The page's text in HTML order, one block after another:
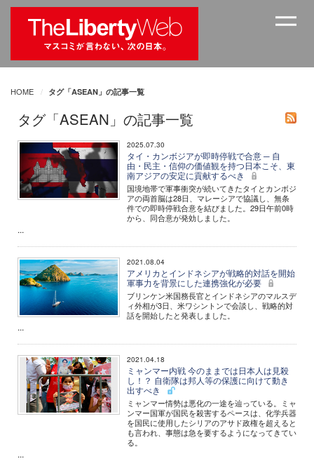
HOME タグ「ASEAN」の記事一覧
タグ「ASEAN」の記事一覧
2025.07.30
タイ・カンボジアが即時停戦で合意 ─ 自
由・民主・信仰の価値観を持つ日本こそ、東
南アジアの安定に貢献するべき
国境地帯で軍事衝突が続いてきたタイとカンボジ
アの両首脳は28日、マレーシアで協議し、無条
件での即時停戦合意を結びました。29日午前0時
から、同合意が発効しました。
...
2021.08.04
アメリカとインドネシアが戦略的対話を開始
軍事力を背景にした連携強化が必要
ブリンケン米国務長官とインドネシアのマルスデ
ィ外相が3日、米ワシントンで会談し、戦略的対
話を開始したと発表しました。
...
2021.04.18
ミャンマー内戦 今のままでは日本人は見殺
し！？ 自衛隊は邦人等の保護に向けて動き
出すべき
ミャンマー情勢は悪化の一途を辿っている。ミャ
ンマー国軍が国民を殺害するペースは、化学兵器
を国民に使用したシリアのアサド政権を超えると
も言われ、事態は急を要するようになってきてい
る。
...